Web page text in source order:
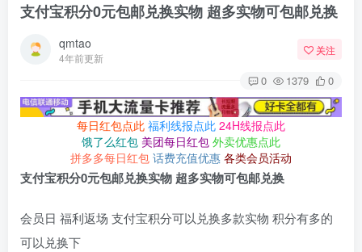
支付宝积分0元包邮兑换实物 超多实物可包邮兑换
qmtao
4年前更新
关注
0 1379 0
每日红包点此 福利线报点此 24H线报点此
饿了么红包 美团每日红包 外卖优惠点此
拼多多每日红包 话费充值优惠 各类会员活动
支付宝积分0元包邮兑换实物 超多实物可包邮兑换
会员日 福利返场 支付宝积分可以兑换多款实物 积分有多的
可以兑换下